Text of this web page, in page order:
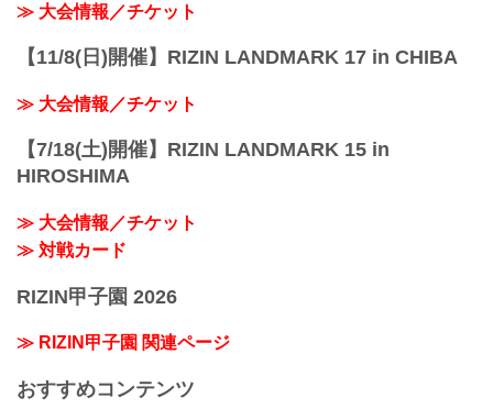
≫ 大会情報／チケット
【11/8(日)開催】RIZIN LANDMARK 17 in CHIBA
≫ 大会情報／チケット
【7/18(土)開催】RIZIN LANDMARK 15 in
HIROSHIMA
≫ 大会情報／チケット
≫ 対戦カード
RIZIN甲子園 2026
≫ RIZIN甲子園 関連ページ
おすすめコンテンツ